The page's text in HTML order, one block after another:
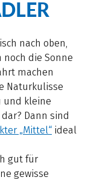
nach oben,
noch die Sonne
machen
Naturkulisse
und kleine
Dann sind
„Mittel“ ideal
gut für
gewisse